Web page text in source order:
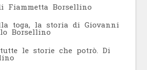
Fiammetta Borsellino
toga, la storia di Giovanni
Borsellino
le storie che potrò. Di